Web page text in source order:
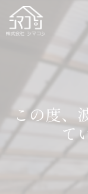
この度、
て